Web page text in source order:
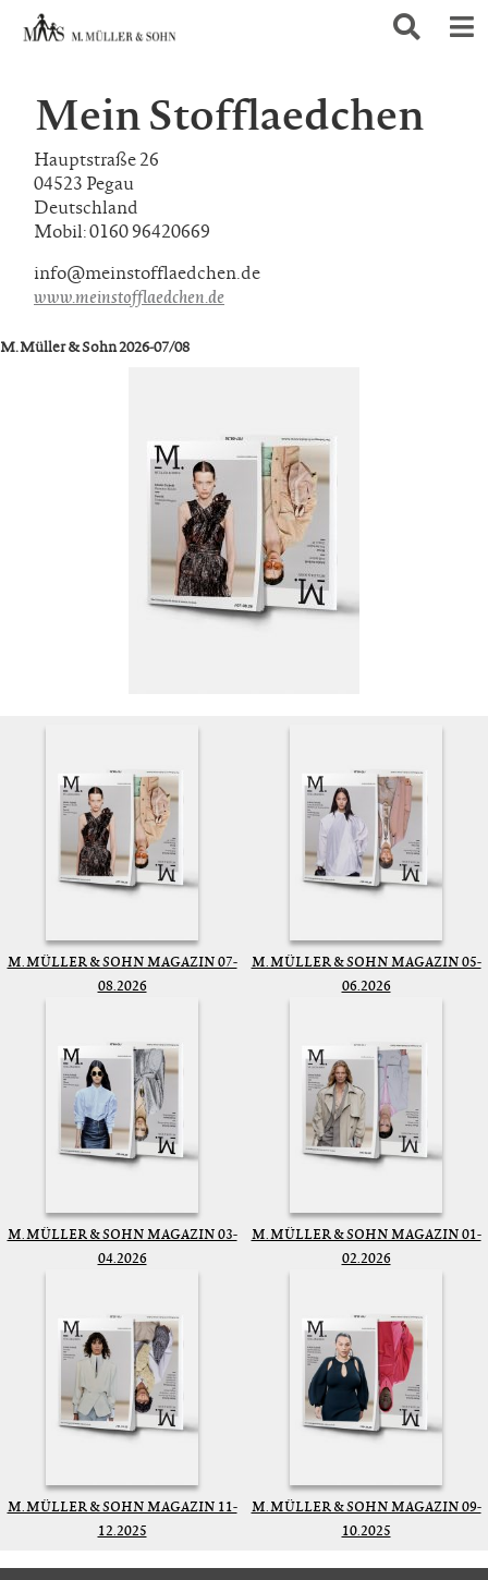
Mein Stofflaedchen
Hauptstraße 26
04523 Pegau
Deutschland
Mobil: 0160 96420669
info@meinstofflaedchen.de
www.meinstofflaedchen.de
M. Müller & Sohn 2026-07/08
M. MÜLLER & SOHN MAGAZIN 07-
08.2026
M. MÜLLER & SOHN MAGAZIN 05-
06.2026
M. MÜLLER & SOHN MAGAZIN 03-
04.2026
M. MÜLLER & SOHN MAGAZIN 01-
02.2026
M. MÜLLER & SOHN MAGAZIN 11-
12.2025
M. MÜLLER & SOHN MAGAZIN 09-
10.2025